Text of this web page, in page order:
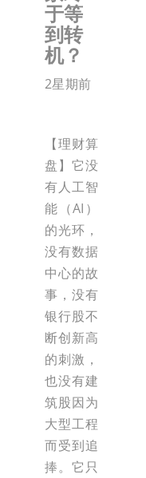
于等
到转
机？
2星期前
【理财算
盘】它没
有人工智
能（AI）
的光环，
没有数据
中心的故
事，没有
银行股不
断创新高
的刺激，
也没有建
筑股因为
大型工程
而受到追
捧。它只